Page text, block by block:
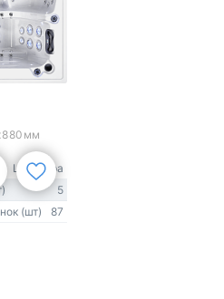
Lovia Spa
5
(шт)
87